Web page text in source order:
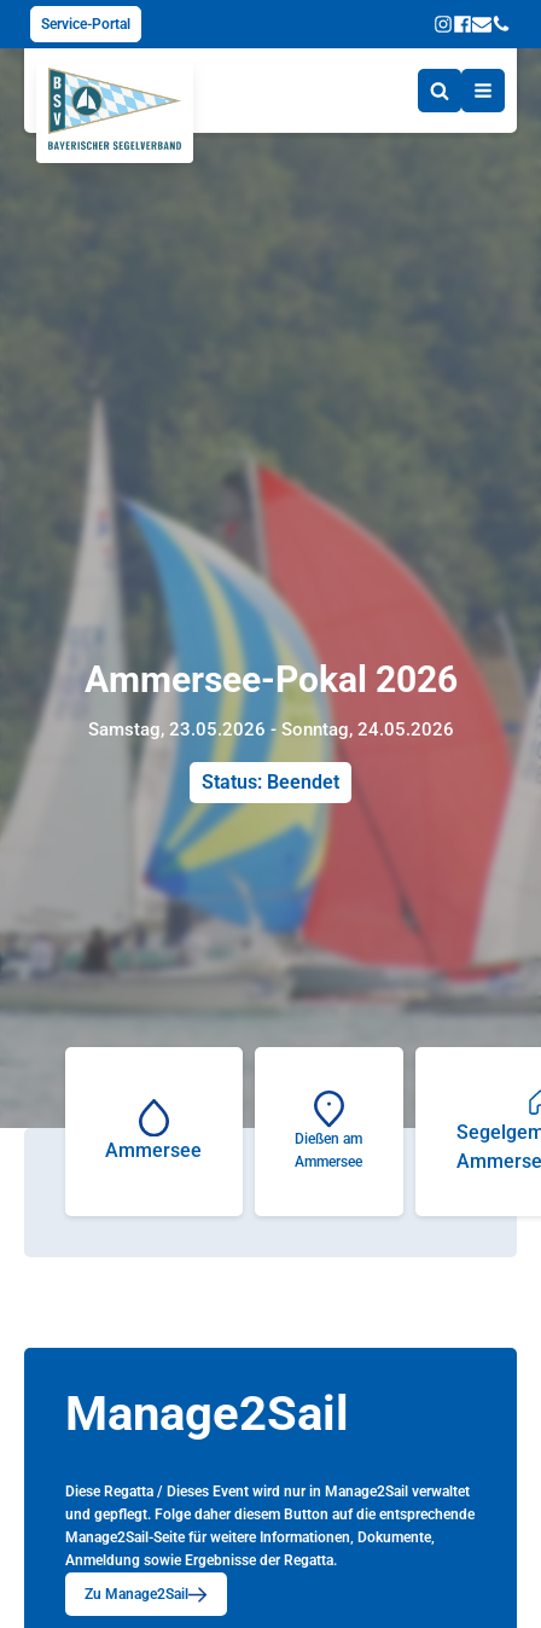
Service-Portal
Ammersee-Pokal 2026
Samstag, 23.05.2026 - Sonntag, 24.05.2026
Status: Beendet
Ammersee
Dießen am
Ammersee
Manage2Sail
Diese Regatta / Dieses Event wird nur in Manage2Sail verwaltet
und gepflegt. Folge daher diesem Button auf die entsprechende
Manage2Sail-Seite für weitere Informationen, Dokumente,
Anmeldung sowie Ergebnisse der Regatta.
Zu Manage2Sail